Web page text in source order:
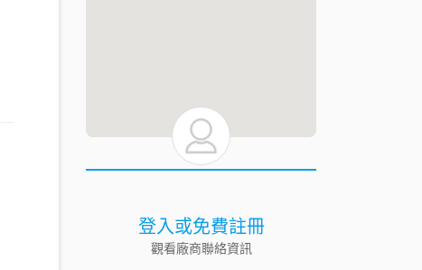
登入或免費註冊
觀看廠商聯絡資訊